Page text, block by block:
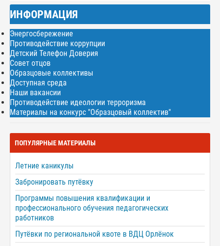
ИНФОРМАЦИЯ
Энергосбережение
Противодействие коррупции
Детский Телефон Доверия
Совет отцов
Образцовые коллективы
Доступная среда
Наши вакансии
Противодействие идеологии терроризма
Материалы на конкурс "Образцовый коллектив"
ПОПУЛЯРНЫЕ МАТЕРИАЛЫ
Летние каникулы
Забронировать путёвку
Программы повышения квалификации и
профессионального обучения педагогических
работников
Путёвки по региональной квоте в ВДЦ Орлёнок